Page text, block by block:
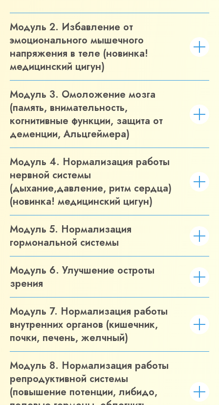
Модуль 2. Избавление от
эмоционального мышечного
напряжения в теле (новинка!
медицинский цигун)
Модуль 3. Омоложение мозга
(память, внимательность,
когнитивные функции, защита от
деменции, Альцгеймера)
Модуль 4. Нормализация работы
нервной системы
(дыхание,давление, ритм сердца)
(новинка! медицинский цигун)
Модуль 5. Нормализация
гормональной системы
Модуль 6. Улучшение остроты
зрения
Модуль 7. Нормализация работы
внутренних органов (кишечник,
почки, печень, желчный)
Модуль 8. Нормализация работы
репродуктивной системы
(повышение потенции, либидо,
ОФОРМИТЬ ЗАЯВКУ